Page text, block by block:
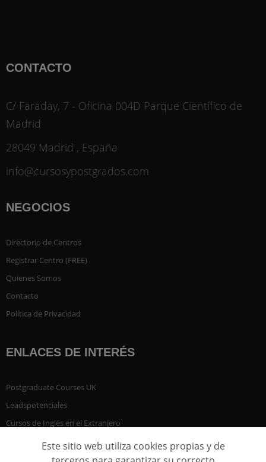
CONTACTO
C/ Faraday, 7 - Oficina 004D Parque Científico de
Madrid
28049 Madrid , España
info@cursosypostgrados.com
NEGOCIOS
Directorio de Centros
Registrar Centro (FREE)
Quienes Somos
Contacto
Política de Privacidad
ENLACES DE INTERÉS
Postgraduate Courses UK
Leadspotenciales
Cursos de Inglés en el Extranjero
Este sitio web utiliza cookies propias y de